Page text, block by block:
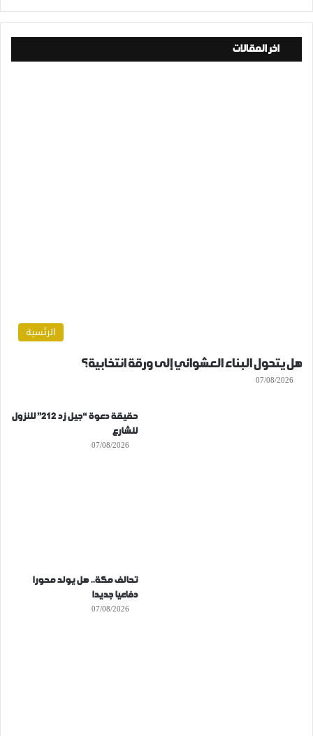
اخر المقالات
الرئسية
هل يتحول البناء العشوائي إلى ورقة انتخابية؟
07/08/2026
حقيقة دعوة “جيل زد 212” للنزول
للشارع
07/08/2026
تحالف مكة.. هل يولد محورا
دفاعيا جديدا
07/08/2026